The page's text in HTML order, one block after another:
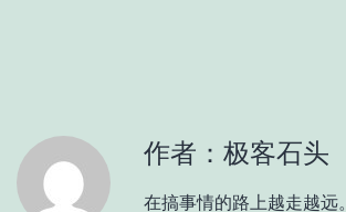
作者：极客石头
在搞事情的路上越走越远。